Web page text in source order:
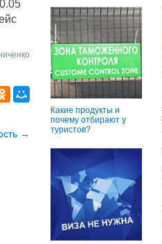
→
Какие продукты и
почему отбирают у
туристов?